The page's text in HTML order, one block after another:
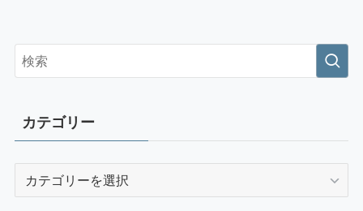
カテゴリー